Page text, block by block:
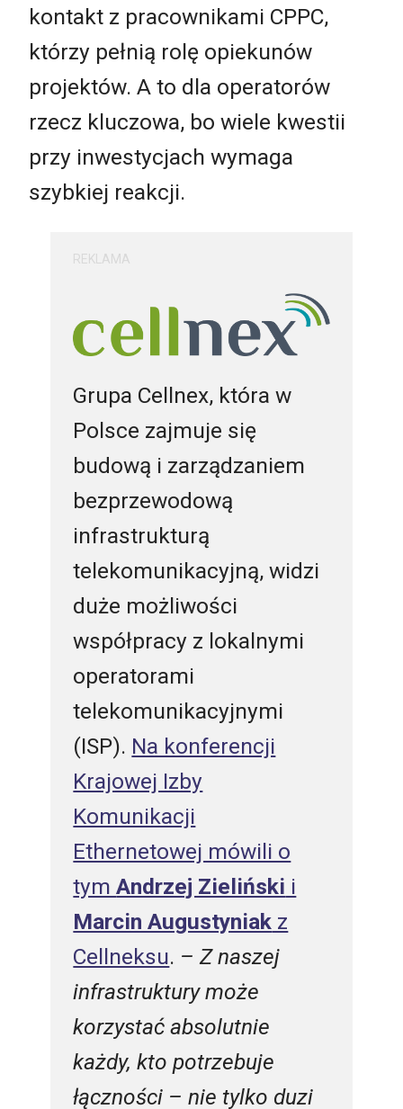
kontakt z pracownikami CPPC,
którzy pełnią rolę opiekunów
projektów. A to dla operatorów
rzecz kluczowa, bo wiele kwestii
przy inwestycjach wymaga
szybkiej reakcji.
REKLAMA
Grupa Cellnex, która w
Polsce zajmuje się
budową i zarządzaniem
bezprzewodową
infrastrukturą
telekomunikacyjną, widzi
duże możliwości
współpracy z lokalnymi
operatorami
telekomunikacyjnymi
(ISP). Na konferencji
Krajowej Izby
Komunikacji
Ethernetowej mówili o
tymAndrzej Zieliński i
Marcin Augustyniak z
Cellneksu. – Z naszej
infrastruktury może
korzystać absolutnie
każdy, kto potrzebuje
łączności – nie tylko duzi